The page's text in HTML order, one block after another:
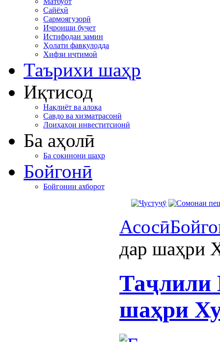
Сайёҳӣ
Сармоягузорӣ
Иҷроиши буҷет
Истифодаи замин
Ҳолати фавқулодда
Хифзи иҷтимоӣ
Таърихи шаҳр
Иқтисод
Нақлиёт ва алоқа
Савдо ва хизматрасонӣ
Лоиҳаҳои инвеститсионӣ
Ба аҳолӣ
Ба сокинони шаҳр
Бойгонӣ
Бойгонии ахборот
Асосӣ
дар шаҳри
Таҷлили
шаҳри